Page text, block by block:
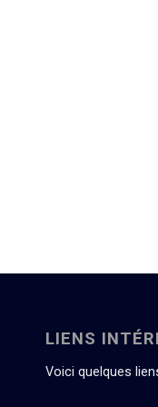
LIENS
Voici quelques